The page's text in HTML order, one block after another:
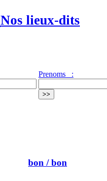
Nos lieux-dits
Prenoms :
bon / bon